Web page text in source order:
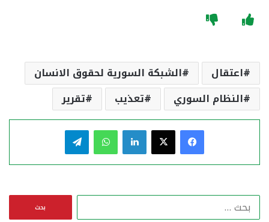
اعتقال
الشبكة السورية لحقوق الانسان
النظام السوري
تعذيب تقرير
فيسبوك لينكدإن واتساب